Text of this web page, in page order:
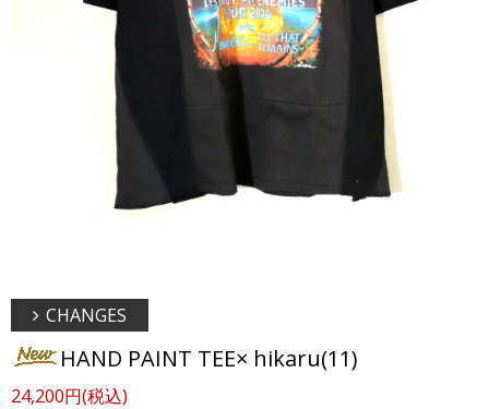
CHANGES
HAND PAINT TEE× hikaru(11)
24,200円(税込)